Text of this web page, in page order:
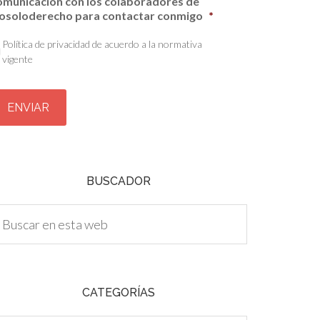
para contactar conmigo *
Política de privacidad de acuerdo a la normativa
vigente
BUSCADOR
CATEGORÍAS